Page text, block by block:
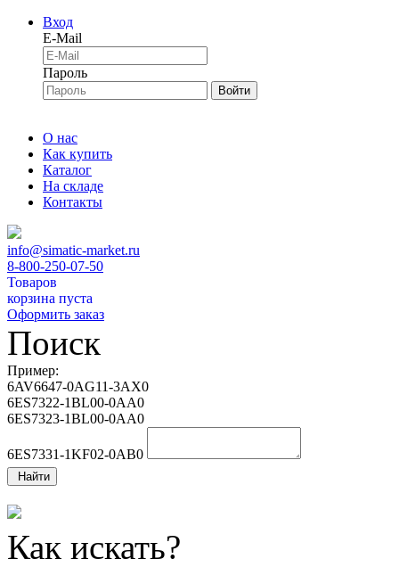
Вход
E-Mail
Пароль
Войти
О нас
Как купить
Каталог
На складе
Контакты
info@simatic-market.ru
8-800-250-07-50
Товаров
корзина пуста
Оформить заказ
Поиск
Пример:
6AV6647-0AG11-3AX0
6ES7322-1BL00-0AA0
6ES7323-1BL00-0AA0
6ES7331-1KF02-0AB0
Найти
Как искать?